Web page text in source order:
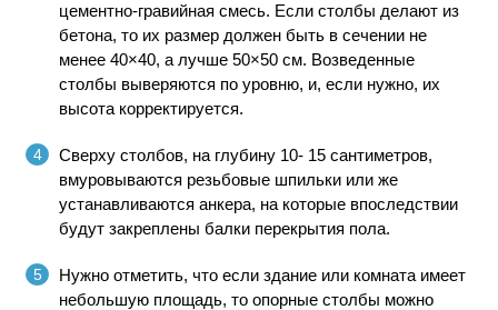
цементно-гравийная смесь. Если столбы делают из
бетона, то их размер должен быть в сечении не
менее 40×40, а лучше 50×50 см. Возведенные
столбы выверяются по уровню, и, если нужно, их
высота корректируется.
Сверху столбов, на глубину 10- 15 сантиметров,
вмуровываются резьбовые шпильки или же
устанавливаются анкера, на которые впоследствии
будут закреплены балки перекрытия пола.
Нужно отметить, что если здание или комната имеет
небольшую площадь, то опорные столбы можно